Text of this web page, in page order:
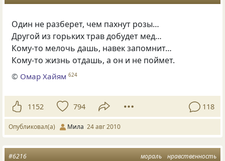
Один не разберет, чем пахнут розы…
Другой из горьких трав добудет мед…
Кому-то мелочь дашь, навек запомнит…
Кому-то жизнь отдашь, а он и не поймет.
© Омар Хайям 624
1152 794 118
Опубликовал(а) Мила 24 авг 2010
мораль нравственность
#6216